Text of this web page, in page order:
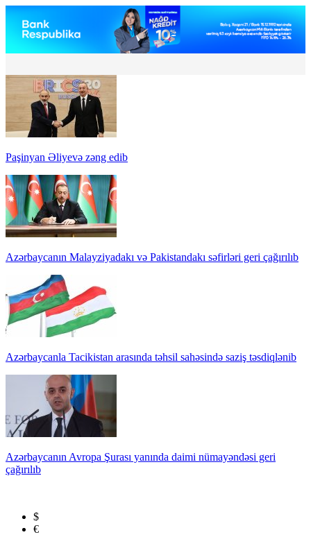
Paşinyan Əliyevə zəng edib
Azərbaycanın Malayziyadakı və Pakistandakı səfirləri geri çağırılıb
Azərbaycanla Tacikistan arasında təhsil sahəsində saziş təsdiqlənib
Azərbaycanın Avropa Şurası yanında daimi nümayəndəsi geri
çağırılıb
$
€